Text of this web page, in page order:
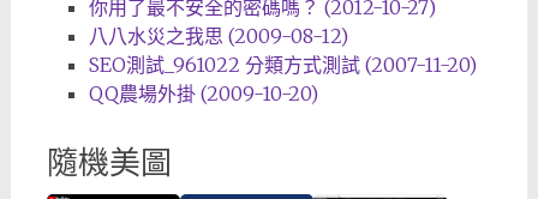
你用了最不安全的密碼嗎？ (2012-10-27)
八八水災之我思 (2009-08-12)
SEO測試_961022 分類方式測試 (2007-11-20)
QQ農場外掛 (2009-10-20)
隨機美圖